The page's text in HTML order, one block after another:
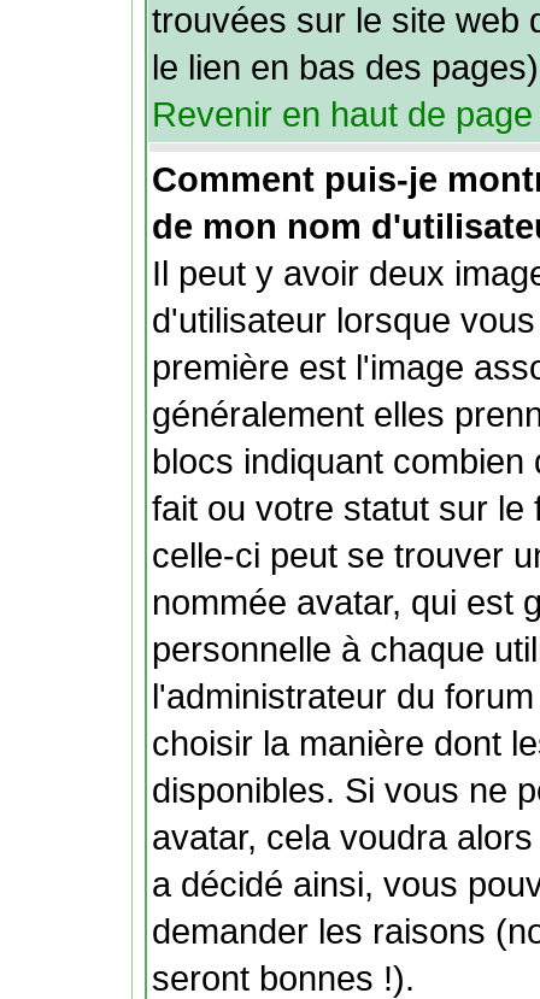
trouvées sur le site web
le lien en bas des
Revenir en haut de page
Comment puis-je
de mon nom
Il peut y avoir deux
d'utilisateur lorsque
première est l'image
généralement elles
blocs indiquant
fait ou votre statut sur le
celle-ci peut se trouver
nommée avatar, qui est
personnelle à chaque
l'administrateur du
choisir la manière dont
disponibles. Si vous ne
avatar, cela voudra
a décidé ainsi, vous
demander les raisons
seront bonnes !).